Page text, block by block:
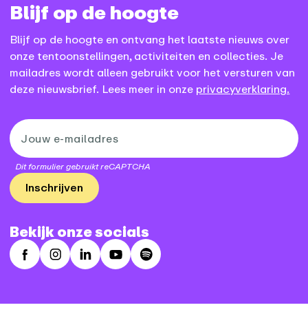
Blijf op de hoogte
Blijf op de hoogte en ontvang het laatste nieuws over
onze tentoonstellingen, activiteiten en collecties. Je
mailadres wordt alleen gebruikt voor het versturen van
deze nieuwsbrief. Lees meer in onze privacyverklaring.
Dit formulier gebruikt reCAPTCHA
Inschrijven
Bekijk onze socials
FacebookInstagram
LinkedInYoutubeSpotify